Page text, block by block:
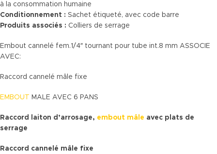
à la consommation humaine
Conditionnement : Sachet étiqueté, avec code barre
Produits associés : Colliers de serrage
Embout cannelé fem.1/4″ tournant pour tube int.8 mm ASSOCIE
AVEC:
Raccord cannelé mâle fixe
EMBOUT MALE AVEC 6 PANS
Raccord laiton d’arrosage, embout mâle avec plats de
serrage
Raccord cannelé mâle fixe